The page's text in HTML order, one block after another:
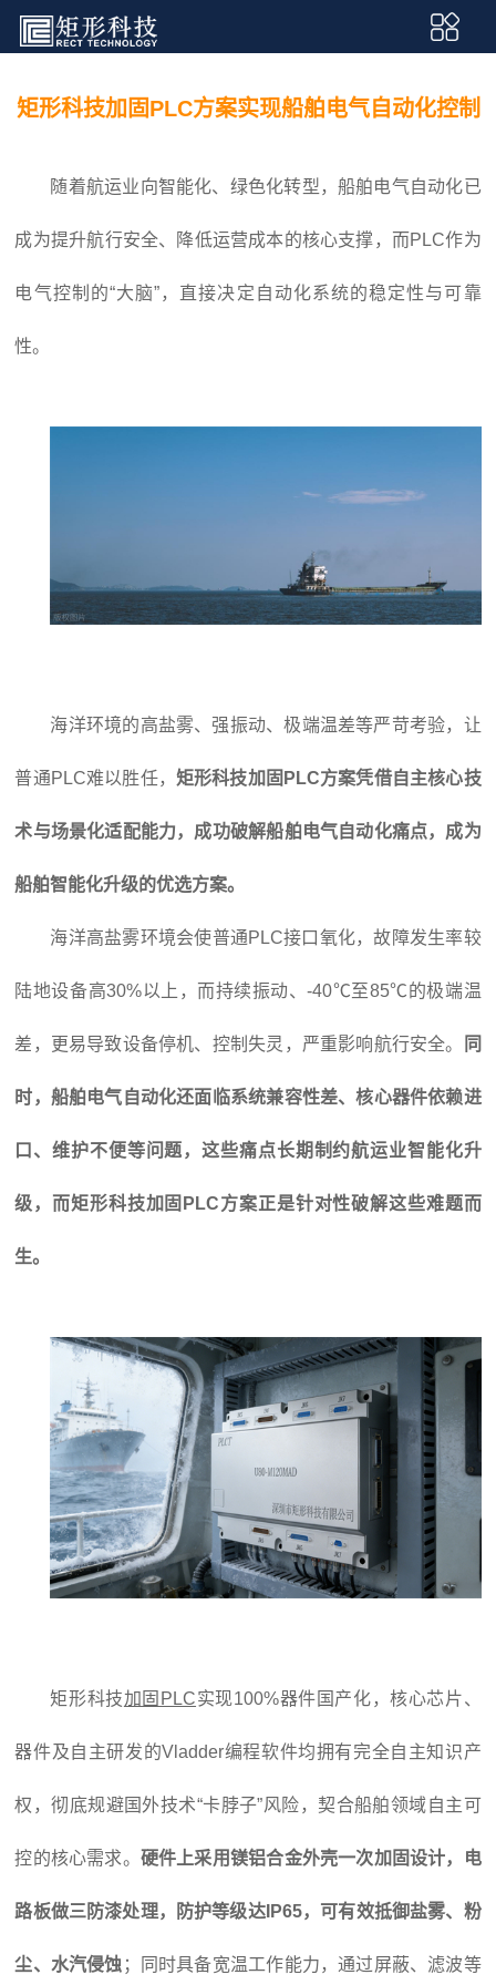
矩形科技加固PLC方案实现船舶电气自动化控制
随着航运业向智能化、绿色化转型，船舶电气自动化已
成为提升航行安全、降低运营成本的核心支撑，而PLC作为
电气控制的“大脑”，直接决定自动化系统的稳定性与可靠
性。
海洋环境的高盐雾、强振动、极端温差等严苛考验，让
普通PLC难以胜任， 矩形科技加固PLC方案凭借自主核心技
术与场景化适配能力，成功破解船舶电气自动化痛点，成为
船舶智能化升级的优选方案。
海洋高盐雾环境会使普通PLC接口氧化，故障发生率较
陆地设备高30%以上，而持续振动、-40℃至85℃的极端温
差，更易导致设备停机、控制失灵，严重影响航行安全。 同
时，船舶电气自动化还面临系统兼容性差、核心器件依赖进
口、维护不便等问题，这些痛点长期制约航运业智能化升
级，而矩形科技加固PLC方案正是针对性破解这些难题而
生。
矩形科技加固PLC实现100%器件国产化，核心芯片、
器件及自主研发的Vladder编程软件均拥有完全自主知识产
权，彻底规避国外技术“卡脖子”风险，契合船舶领域自主可
控的核心需求。 硬件上采用镁铝合金外壳一次加固设计，电
路板做三防漆处理，防护等级达IP65，可有效抵御盐雾、粉
尘、水汽侵蚀 ；同时具备宽温工作能力，通过屏蔽、滤波等